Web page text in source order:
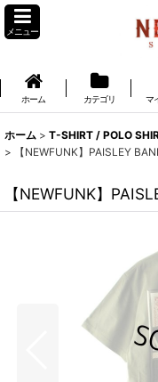
メニュー
ホーム カテゴリ マ
ホーム > T-SHIRT / POLO
>
【NEWFUNK】PAISLEY
【NEWFUNK】